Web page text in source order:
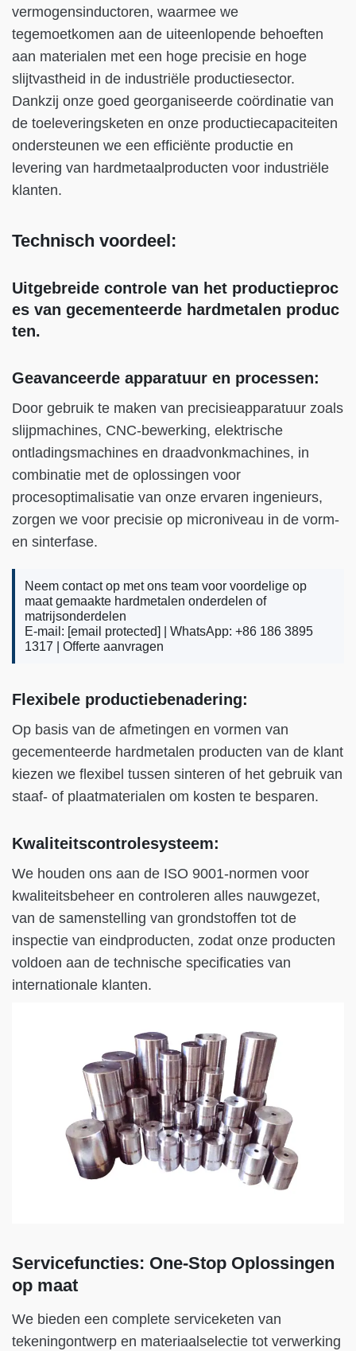
vermogensinductoren, waarmee we
tegemoetkomen aan de uiteenlopende behoeften
aan materialen met een hoge precisie en hoge
slijtvastheid in de industriële productiesector.
Dankzij onze goed georganiseerde coördinatie van
de toeleveringsketen en onze productiecapaciteiten
ondersteunen we een efficiënte productie en
levering van hardmetaalproducten voor industriële
klanten.
Technisch voordeel:
Uitgebreide controle van het productieproc
es van gecementeerde hardmetalen produc
ten.
Geavanceerde apparatuur en processen:
Door gebruik te maken van precisieapparatuur zoals
slijpmachines, CNC-bewerking, elektrische
ontladingsmachines en draadvonkmachines, in
combinatie met de oplossingen voor
procesoptimalisatie van onze ervaren ingenieurs,
zorgen we voor precisie op microniveau in de vorm-
en sinterfase.
Neem contact op met ons team voor voordelige op
maat gemaakte hardmetalen onderdelen of
matrijsonderdelen
E-mail: [email protected]
| WhatsApp: +86 186 3895
1317 | Offerte aanvragen
Flexibele productiebenadering:
Op basis van de afmetingen en vormen van
gecementeerde hardmetalen producten van de klant
kiezen we flexibel tussen sinteren of het gebruik van
staaf- of plaatmaterialen om kosten te besparen.
Kwaliteitscontrolesysteem:
We houden ons aan de ISO 9001-normen voor
kwaliteitsbeheer en controleren alles nauwgezet,
van de samenstelling van grondstoffen tot de
inspectie van eindproducten, zodat onze producten
voldoen aan de technische specificaties van
internationale klanten.
Servicefuncties: One-Stop Oplossingen
op maat
We bieden een complete serviceketen van
tekeningontwerp en materiaalselectie tot verwerking